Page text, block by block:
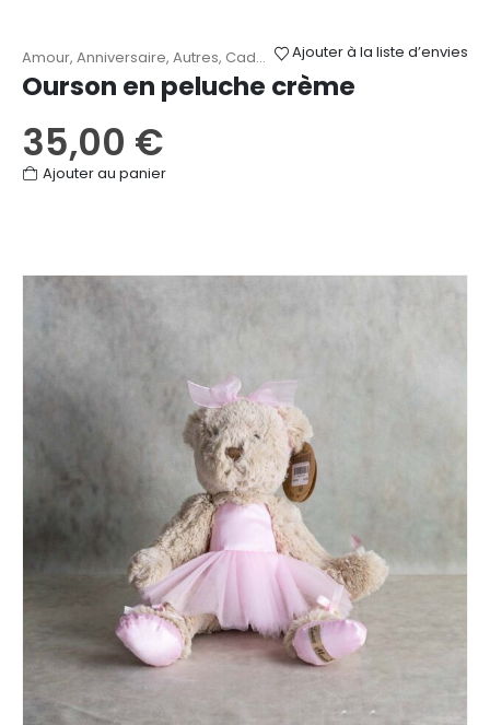
Ajouter à la liste d’envies
Amour, Anniversaire, Autres, Cadeaux ,Fête des Mères ,Naissance
Ourson en peluche crème
35,00 €
Ajouter au panier